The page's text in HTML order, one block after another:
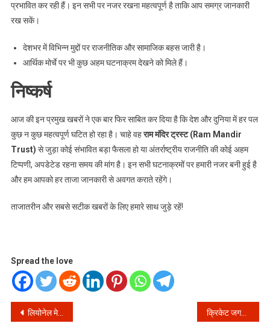
प्रभावित कर रही हैं। इन सभी पर नजर रखना महत्वपूर्ण है ताकि आप समग्र जानकारी
रख सकें।
देशभर में विभिन्न मुद्दों पर राजनीतिक और सामाजिक बहस जारी है।
आर्थिक मोर्चे पर भी कुछ अहम घटनाक्रम देखने को मिले हैं।
निष्कर्ष
आज की इन प्रमुख खबरों ने एक बार फिर साबित कर दिया है कि देश और दुनिया में हर पल
कुछ न कुछ महत्वपूर्ण घटित हो रहा है। चाहे वहराम मंदिर ट्रस्ट (Ram Mandir
Trust) से जुड़ा कोई संभावित बड़ा फैसला हो या अंतर्राष्ट्रीय राजनीति की कोई अहम
टिप्पणी, अपडेटेड रहना समय की मांग है। इन सभी घटनाक्रमों पर हमारी नजर बनी हुई है
और हम आपको हर ताजा जानकारी से अवगत कराते रहेंगे।
ताजातरीन और सबसे सटीक खबरों के लिए हमारे साथ जुड़े रहें!
Spread the love
Post
लियोनेल मेसी के सामने कौन नहीं है हैरान? केप वर्डे स्टार का 5 साल पुराना बयान फिर आया सामने, हर कोई रह गया दंग! क्रिकेट जगत में हलचल! वैभव सूर्यवंशी ने बताया, किसने जानी उनके भारत पदार्पण की खबर सबसे पहले?